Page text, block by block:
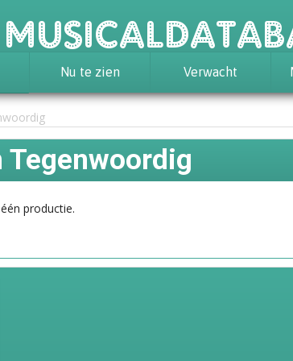
Nu te zien Verwacht
Tegenwoordig
productie.